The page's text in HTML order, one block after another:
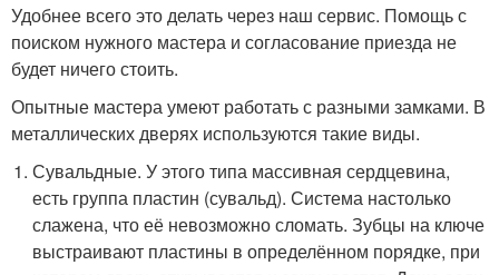
Удобнее всего это делать через наш сервис. Помощь с
поиском нужного мастера и согласование приезда не
будет ничего стоить.
Опытные мастера умеют работать с разными замками. В
металлических дверях используются такие виды.
Сувальдные. У этого типа массивная сердцевина,
есть группа пластин (сувальд). Система настолько
слажена, что её невозможно сломать. Зубцы на ключе
выстраивают пластины в определённом порядке, при